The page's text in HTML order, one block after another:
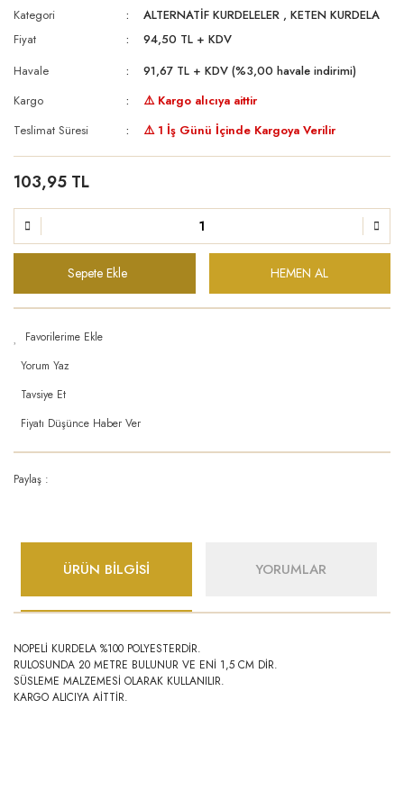
Kategori
ALTERNATİF KURDELELER ,KETEN KURDELA
Fiyat
94,50 TL + KDV
Havale
91,67 TL + KDV (%3,00 havale indirimi)
Kargo
⚠️ Kargo alıcıya aittir
Teslimat Süresi
⚠️ 1 İş Günü İçinde Kargoya Verilir
103,95 TL
Sepete Ekle HEMEN AL
Yorum Yaz
Tavsiye Et
Fiyatı Düşünce Haber Ver
Paylaş :
ÜRÜN BİLGİSİ YORUMLAR
NOPELİ KURDELA %100 POLYESTERDİR.
RULOSUNDA 20 METRE BULUNUR VE ENİ 1,5 CM DİR.
SÜSLEME MALZEMESİ OLARAK KULLANILIR.
KARGO ALICIYA AİTTİR.